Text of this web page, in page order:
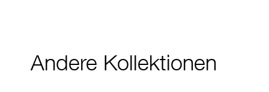
Andere Kollektionen